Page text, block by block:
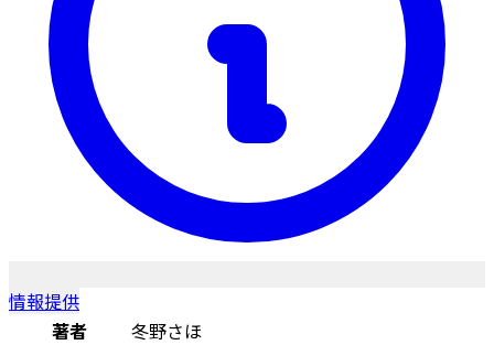
情報提供
著者
冬野さほ